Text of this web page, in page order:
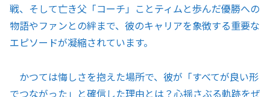
戦、そして亡き父「コーチ」ことティムと歩んだ優勝への
物語やファンとの絆まで、彼のキャリアを象徴する重要な
エピソードが凝縮されています。
かつては悔しさを抱えた場所で、彼が「すべてが良い形
でつながった」と確信した理由とは？心揺さぶる軌跡をぜ